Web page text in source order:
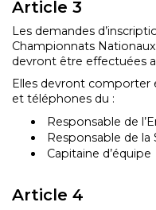
Article 3
Les demandes
Championnats Nationaux
devront être effectuées
Elles devront comporter
et téléphones du :
Responsable de
Responsable de
Capitaine d’équipe
Article 4